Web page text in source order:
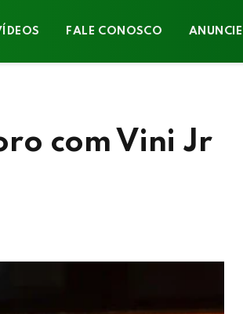
FALE CONOSCO ANUNCIE
com Vini Jr